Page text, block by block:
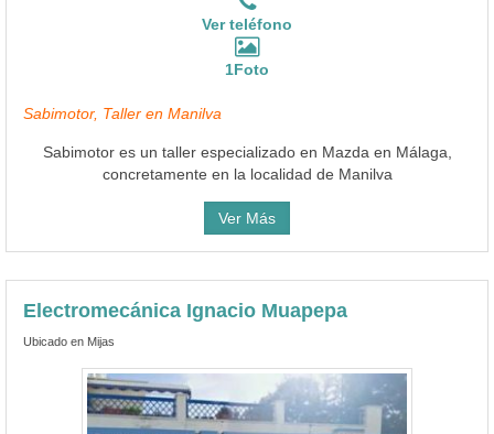
Ver teléfono
1Foto
Sabimotor, Taller en Manilva
Sabimotor es un taller especializado en Mazda en Málaga,
concretamente en la localidad de Manilva
Ver Más
Electromecánica Ignacio Muapepa
Ubicado en Mijas